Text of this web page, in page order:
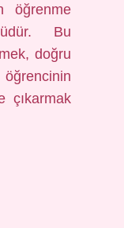
öğrenme
Bu
doğru
çıkarmak